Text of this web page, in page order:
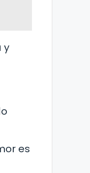
y
es